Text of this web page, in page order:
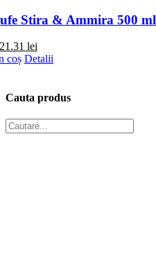
Stira & Ammira 500 ml
21.31 lei
coș Detalii
Cauta produs